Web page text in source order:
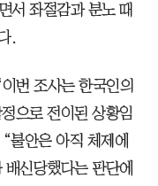
서 좌절감과 분노 때
.
번 조사는 한국인의
으로 전이된 상황임
불안은 아직 체제에
신당했다는 판단에